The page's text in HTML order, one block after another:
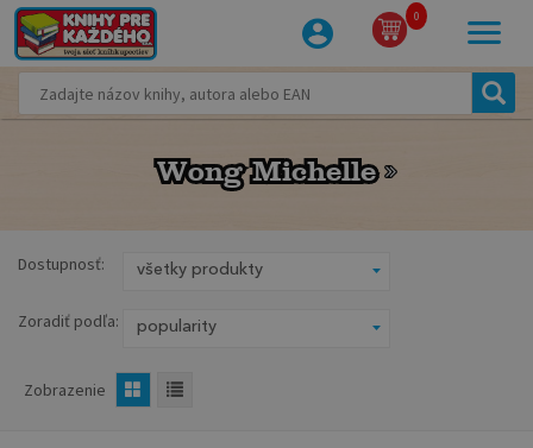
0
Wong Michelle
Wong Michelle
Dostupnosť:
Zoradiť podľa:
Zobrazenie